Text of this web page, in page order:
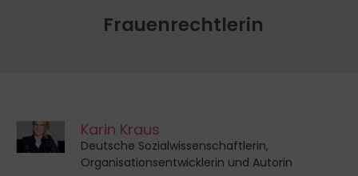
Frauenrechtlerin
Karin Kraus
Deutsche Sozialwissenschaftlerin,
Organisationsentwicklerin und Autorin